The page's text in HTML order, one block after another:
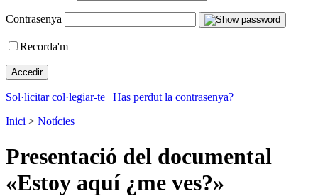
Contrasenya
Recorda'm
Sol·licitar col·legiar-te | Has perdut la contrasenya?
Inici > Notícies
Presentació del documental
«Estoy aquí ¿me ves?»